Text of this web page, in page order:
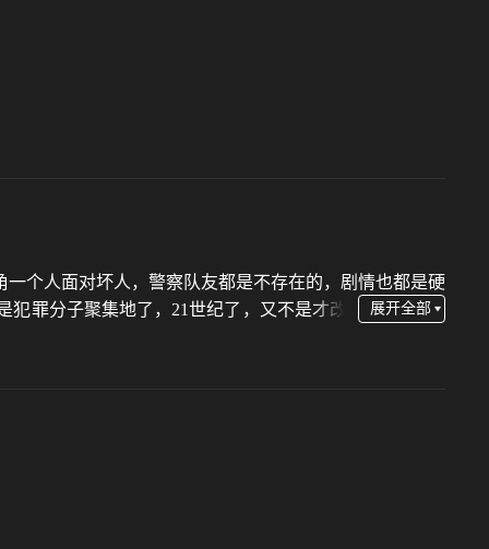
个人面对坏人，警察队友都是不存在的，剧情也都是硬
罪分子聚集地了，21世纪了，又不是才改